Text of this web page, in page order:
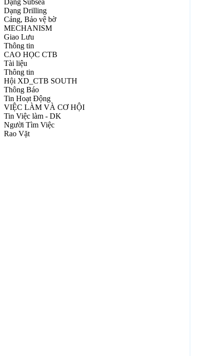
Dạng Subsea
Dạng Drilling
Cảng, Bảo vệ bờ
MECHANISM
Giao Lưu
Thông tin
CAO HỌC CTB
Tài liệu
Thông tin
Hội XD_CTB SOUTH
Thông Báo
Tin Hoạt Động
VIỆC LÀM VÀ CƠ HỘI
Tin Việc làm - DK
Người Tìm Việc
Rao Vặt